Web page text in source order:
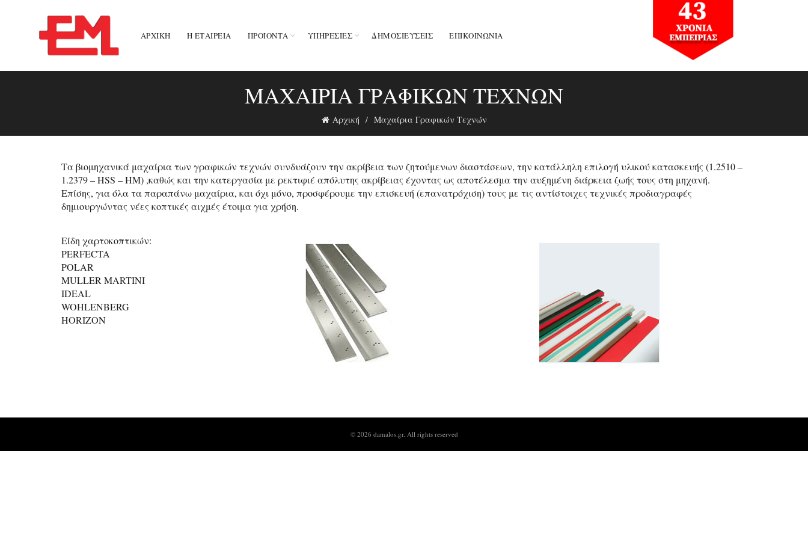
ΑΡΧΙΚΉ Η ΕΤΑΙΡΕΙΑ ΠΡΟΪΟΝΤΑ ΥΠΗΡΕΣΙΕΣ ΔΗΜΟΣΙΕΥΣΕΙΣ ΕΠΙΚΟΙΝΩΝΊΑ
ΜΑΧΑΊΡΙΑ ΓΡΑΦΙΚΏΝ ΤΕΧΝΏΝ
Αρχική Μαχαίρια Γραφικών Τεχνών
Τα βιομηχανικά μαχαίρια των γραφικών τεχνών συνδυάζουν την ακρίβεια των ζητούμενων διαστάσεων, την κατάλληλη επιλογή υλικού κατασκευής (1.2510 –
1.2379 – HSS – HM) ,καθώς και την κατεργασία με ρεκτιφιέ απόλυτης ακρίβειας έχοντας ως αποτέλεσμα την αυξημένη διάρκεια ζωής τους στη μηχανή.
Επίσης, για όλα τα παραπάνω μαχαίρια, και όχι μόνο, προσφέρουμε την επισκευή (επανατρόχιση) τους με τις αντίστοιχες τεχνικές προδιαγραφές
δημιουργώντας νέες κοπτικές αιχμές έτοιμα για χρήση.
Είδη χαρτοκοπτικών:
PERFECTA
POLAR
MULLER MARTINI
IDEAL
WOHLENBERG
HORIZON
© 2026 damalos.gr. All rights reserved